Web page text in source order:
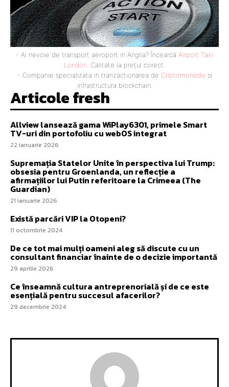
- Ai nevoie de transport aeroport in Anglia? Încearcă Airport Taxi
London . Calitate la prețul corect.
- Companie specializata in tranzactionarea de Criptomonede si
infrastructura blockchain.
Articole fresh
Allview lansează gama WiPlay6301, primele Smart
TV-uri din portofoliu cu webOS integrat
22 ianuarie 2026
Supremația Statelor Unite în perspectiva lui Trump:
obsesia pentru Groenlanda, un reflecție a
afirmațiilor lui Putin referitoare la Crimeea (The
Guardian)
21 ianuarie 2026
Există parcări VIP la Otopeni?
11 octombrie 2024
De ce tot mai mulți oameni aleg să discute cu un
consultant financiar înainte de o decizie importantă
29 aprilie 2026
Ce înseamnă cultura antreprenorială și de ce este
esențială pentru succesul afacerilor?
29 decembrie 2024